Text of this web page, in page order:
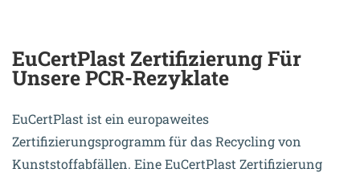
EuCertPlast Zertifizierung Für
Unsere PCR-Rezyklate
EuCertPlast ist ein europaweites
Zertifizierungsprogramm für das Recycling von
Kunststoffabfällen. Eine EuCertPlast Zertifizierung